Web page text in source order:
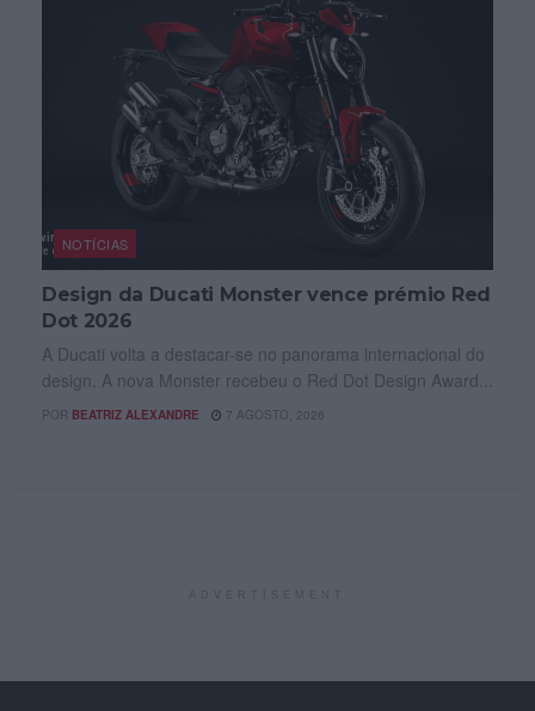
NOTÍCIAS
Design da Ducati Monster vence prémio Red
Dot 2026
A Ducati volta a destacar-se no panorama internacional do
design. A nova Monster recebeu o Red Dot Design Award...
POR BEATRIZ ALEXANDRE 7 AGOSTO, 2026